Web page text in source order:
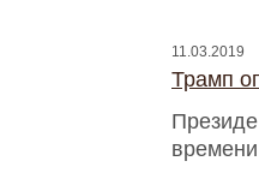
11.03.2019
Трамп
времени